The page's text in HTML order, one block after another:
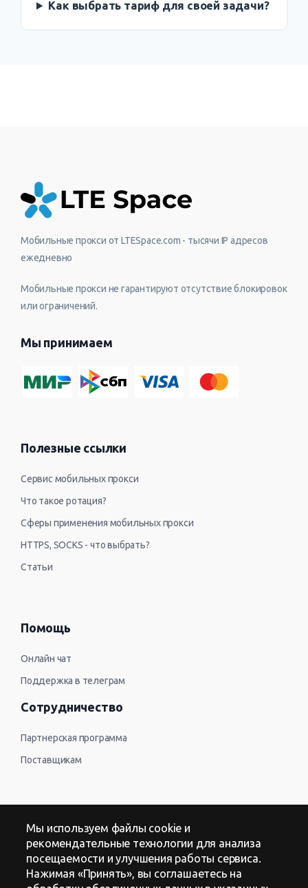
Как выбрать тариф для своей задачи?
Мобильные прокси от LTESpace.com - тысячи IP адресов
ежедневно
Мобильные прокси не гарантируют отсутствие блокировок
или ограничений.
Мы принимаем
Полезные ссылки
Сервис мобильных прокси
Что такое ротация?
Сферы применения мобильных прокси
HTTPS, SOCKS - что выбрать?
Статьи
Помощь
Онлайн чат
Поддержка в телеграм
Сотрудничество
Партнерская программа
Поставщикам
Контакты
Оферта
Политика в отношении обработки персональных данных
Мы используем файлы cookie и
рекомендательные технологии для анализа
посещаемости и улучшения работы сервиса.
Нажимая «Принять», вы соглашаетесь на